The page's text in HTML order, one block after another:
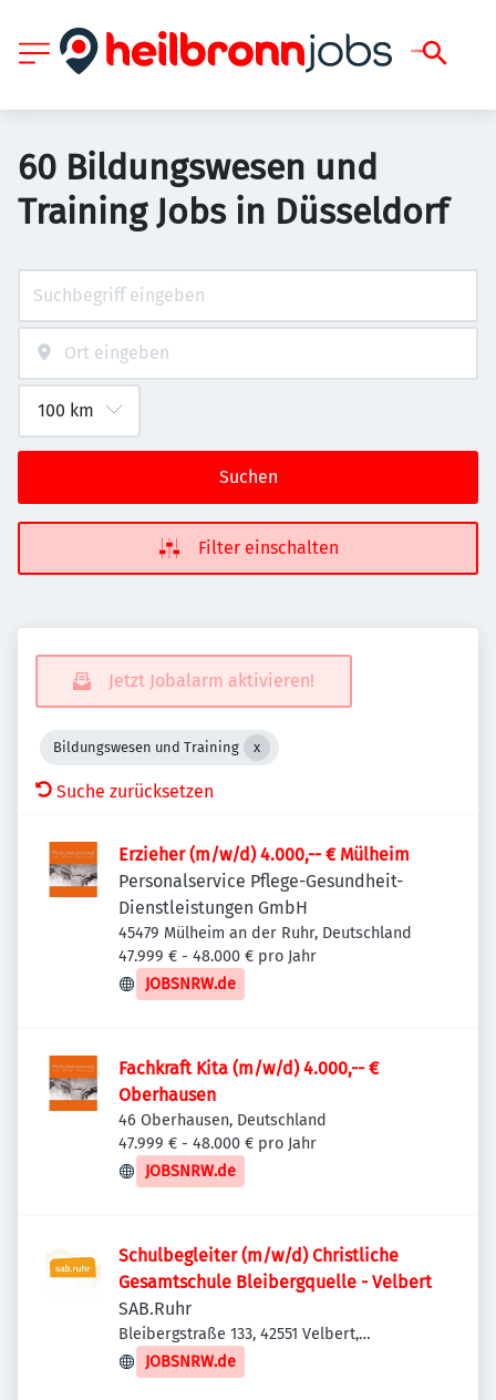
60 Bildungswesen und
Training Jobs in Düsseldorf
Suchen
Filter einschalten
Jetzt Jobalarm aktivieren!
Bildungswesen und Training
Suche zurücksetzen
Erzieher (m/w/d) 4.000,-- € Mülheim
Personalservice Pflege-Gesundheit-
Dienstleistungen GmbH
45479 Mülheim an der Ruhr, Deutschland
47.999 € - 48.000 € pro Jahr
JOBSNRW.de
Fachkraft Kita (m/w/d) 4.000,-- €
Oberhausen
46 Oberhausen, Deutschland
47.999 € - 48.000 € pro Jahr
JOBSNRW.de
Schulbegleiter (m/w/d) Christliche
Gesamtschule Bleibergquelle - Velbert
SAB.Ruhr
Bleibergstraße 133, 42551 Velbert,
Deutschland
JOBSNRW.de